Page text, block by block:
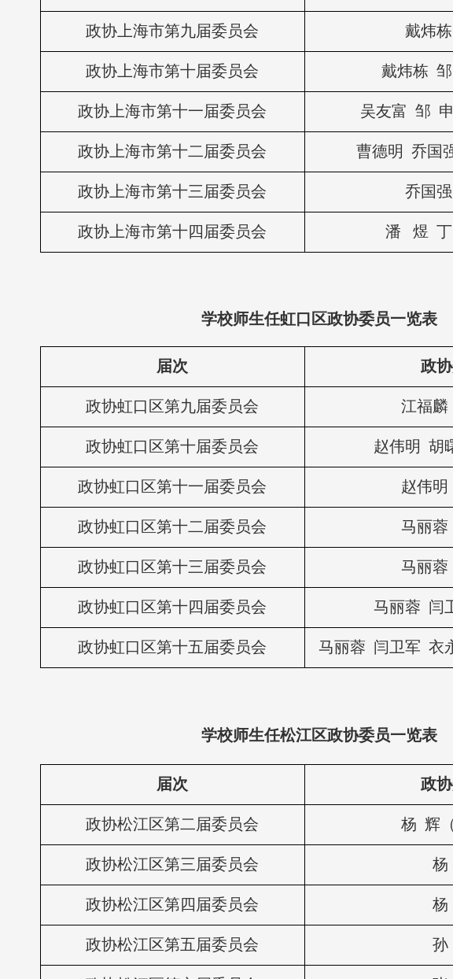
政协上海市第九届委员会 戴炜
政协上海市第十届委员会 戴炜栋
政协上海市第十一届委员会 吴友富 邹
政协上海市第十二届委员会 曹德明 乔国
政协上海市第十三届委员会 乔国
政协上海市第十四届委员会 潘 煜
学校师生任虹口区政协委员一览表
届次 政
政协虹口区第九届委员会 江福
政协虹口区第十届委员会 赵伟明 胡
政协虹口区第十一届委员会 赵伟
政协虹口区第十二届委员会 马丽
政协虹口区第十三届委员会 马丽
政协虹口区第十四届委员会 马丽蓉 闫
政协虹口区第十五届委员会 马丽蓉 闫卫军 衣
学校师生任松江区政协委员一览表
届次 政
政协松江区第二届委员会 杨 辉
政协松江区第三届委员会 杨
政协松江区第四届委员会 杨
政协松江区第五届委员会 孙